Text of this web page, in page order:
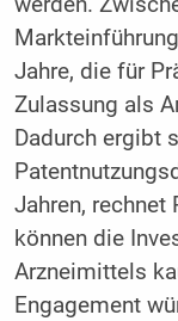
werden.
Jahre, die für
Zulassung als
Dadurch ergibt
Jahren, rechnet
können die
Arzneimittels
Engagement